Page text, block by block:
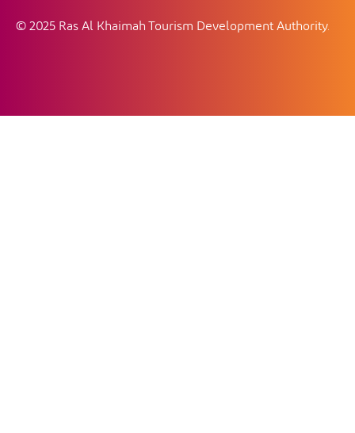
© 2025 Ras Al Khaimah Tourism Development Authority.